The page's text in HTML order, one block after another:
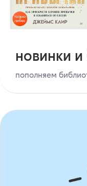
новинки
пополняем